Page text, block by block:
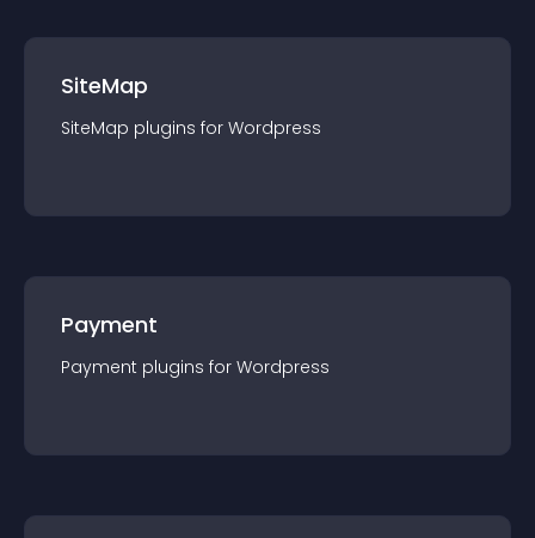
SiteMap
SiteMap plugins for Wordpress
Payment
Payment plugins for Wordpress